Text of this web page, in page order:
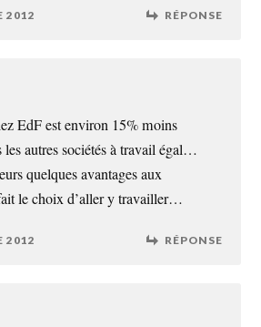
2012 RÉPONSE
EdF est environ 15% moins
les autres sociétés à travail égal…
quelques avantages aux
le choix d’aller y travailler…
2012 RÉPONSE